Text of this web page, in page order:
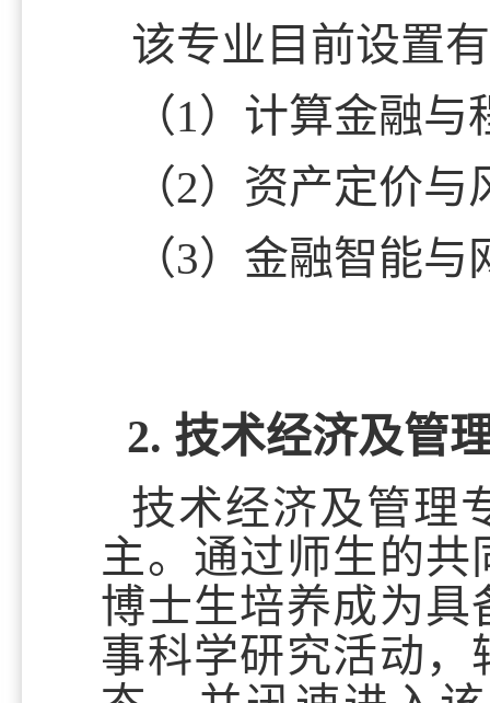
该专业目前设置
（1）计算金融
（2）资产定价
（3）金融智能
2. 技术经济及管
技术经济及管理
主。通过师生的
博士生培养成为具
事科学研究活动